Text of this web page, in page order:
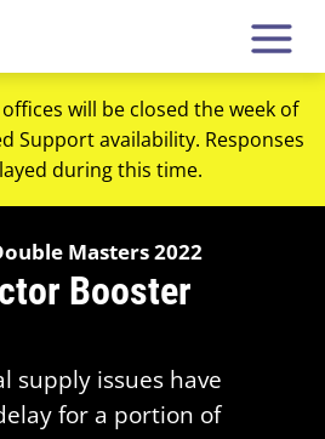
will be closed the week of
Support availability. Responses
during this time.
Masters 2022
Booster
supply issues have
for a portion of